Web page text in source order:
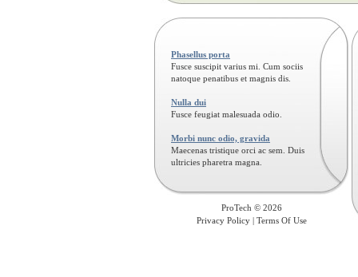
Phasellus porta
Fusce suscipit varius mi. Cum sociis
natoque penatibus et magnis dis.
Nulla dui
Fusce feugiat malesuada odio.
Morbi nunc odio, gravida
Maecenas tristique orci ac sem. Duis
ultricies pharetra magna.
ultricies pharetra magna.
ProTech © 2026
Privacy Policy | Terms Of Use